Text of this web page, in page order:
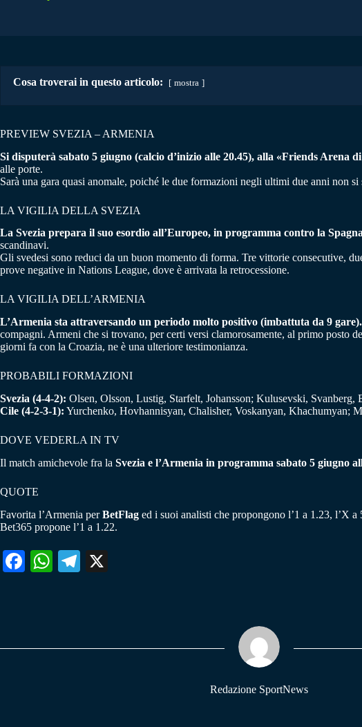
Cosa troverai in questo articolo: mostra
PREVIEW SVEZIA – ARMENIA
Si disputerà sabato 5 giugno (calcio d’inizio alle 20.45), alla «Friends Arena
alle porte.
Sarà una gara quasi anomale, poiché le due formazioni negli ultimi due anni non si
LA VIGILIA DELLA SVEZIA
La Svezia prepara il suo esordio all’Europeo, in programma contro la
scandinavi.
Gli svedesi sono reduci da un buon momento di forma. Tre vittorie consecutive,
prove negative in Nations League, dove è arrivata la retrocessione.
LA VIGILIA DELL’ARMENIA
L’Armenia sta attraversando un periodo molto positivo (imbattuta da 9 gare).
compagni. Armeni che si trovano, per certi versi clamorosamente, al primo posto
giorni fa con la Croazia, ne è una ulteriore testimonianza.
PROBABILI FORMAZIONI
Svezia (4-4-2): Olsen, Olsson, Lustig, Starfelt, Johansson; Kulusevski, Svanberg,
Cile (4-2-3-1): Yurchenko, Hovhannisyan, Chalisher, Voskanyan, Khachumyan;
DOVE VEDERLA IN TV
Il match amichevole fra la Svezia e l’Armenia in programma sabato 5 giugno
QUOTE
Favorita l’Armenia perBetFlag ed i suoi analisti che propongono l’1 a 1.23, l’X
Bet365 propone l’1 a 1.22.
Fa W
pp
Te
m
Redazione SportNews